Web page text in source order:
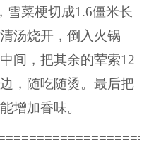
菜梗切成1.6僵米长
汤烧开，倒入火锅
间，把其余的荤索12
，随吃随烫。最后把
增加香味。